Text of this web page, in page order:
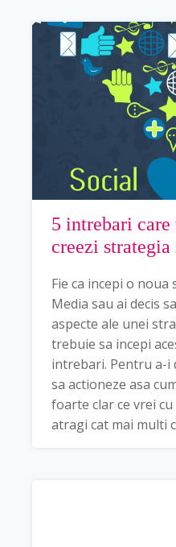
5 intrebari care
creezi
Fie ca incepi o noua
Media sau ai decis
aspecte ale unei
trebuie sa incepi
intrebari. Pentru a-i
sa actioneze asa
foarte clar ce vrei
atragi cat mai multi